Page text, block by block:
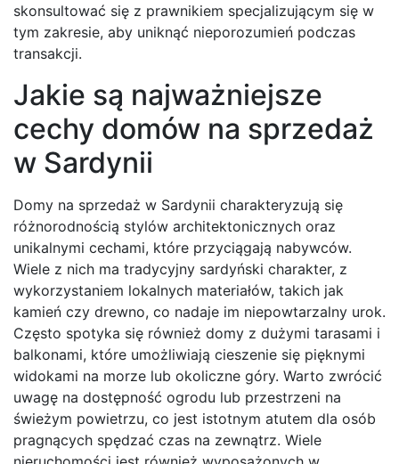
skonsultować się z prawnikiem specjalizującym się w
tym zakresie, aby uniknąć nieporozumień podczas
transakcji.
Jakie są najważniejsze
cechy domów na sprzedaż
w Sardynii
Domy na sprzedaż w Sardynii charakteryzują się
różnorodnością stylów architektonicznych oraz
unikalnymi cechami, które przyciągają nabywców.
Wiele z nich ma tradycyjny sardyński charakter, z
wykorzystaniem lokalnych materiałów, takich jak
kamień czy drewno, co nadaje im niepowtarzalny urok.
Często spotyka się również domy z dużymi tarasami i
balkonami, które umożliwiają cieszenie się pięknymi
widokami na morze lub okoliczne góry. Warto zwrócić
uwagę na dostępność ogrodu lub przestrzeni na
świeżym powietrzu, co jest istotnym atutem dla osób
pragnących spędzać czas na zewnątrz. Wiele